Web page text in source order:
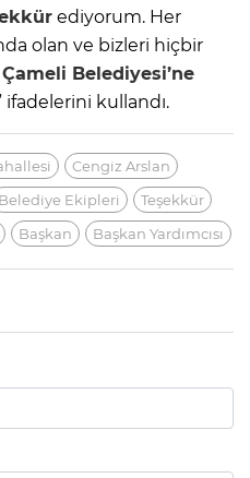
ediyorum. Her
olan ve bizleri hiçbir
Çameli Belediyesi’ne
ifadelerini kullandı.
Cengiz Arslan
Belediye Ekipleri
Teşekkür
Başkan Başkan Yardımcısı